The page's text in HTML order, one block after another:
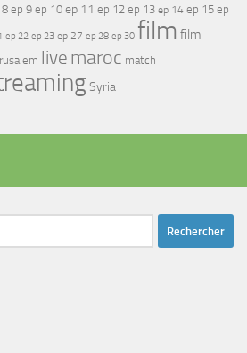
ep 9 ep 10 ep 11 ep 12 ep 13 ep 14 ep 15 ep
ep 22 ep 23 ep 27 ep 28 ep 30 film film
live maroc match
Syria